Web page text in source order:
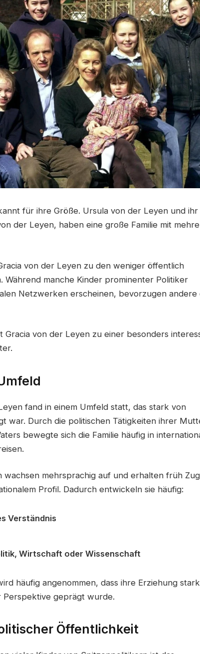
für ihre Größe. Ursula von der Leyen und ihr
der Leyen, haben eine große Familie mit
von der Leyen zu den weniger öffentlich
Während manche Kinder prominenter Politiker
Netzwerken erscheinen, bevorzugen andere
Gracia von der Leyen zu einer besonders
fand in einem Umfeld statt, das stark von
war. Durch die politischen Tätigkeiten ihrer
bewegte sich die Familie häufig in
wachsen mehrsprachig auf und erhalten früh
Profil. Dadurch entwickeln sie häufig:
Verständnis
Wirtschaft oder Wissenschaft
häufig angenommen, dass ihre Erziehung
Perspektive geprägt wurde.
Öffentlichkeit